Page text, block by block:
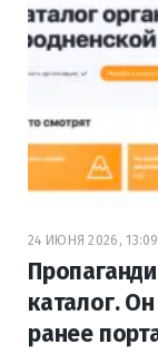
24 ИЮНЯ 2026, 13:09
каталог.
ранее